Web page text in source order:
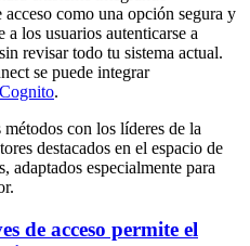
acceso como una opción segura y
los usuarios autenticarse a
revisar todo tu sistema actual.
se puede integrar
.
con los líderes de la
destacados en el espacio de
adaptados especialmente para
de acceso permite el